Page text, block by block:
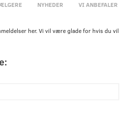
NYHEDER VI ANBEFALER
her. Vi vil være glade for hvis du vil